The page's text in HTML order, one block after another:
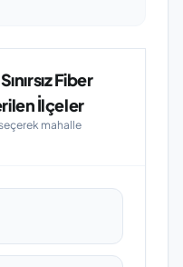
Fiber
İlçeler
mahalle